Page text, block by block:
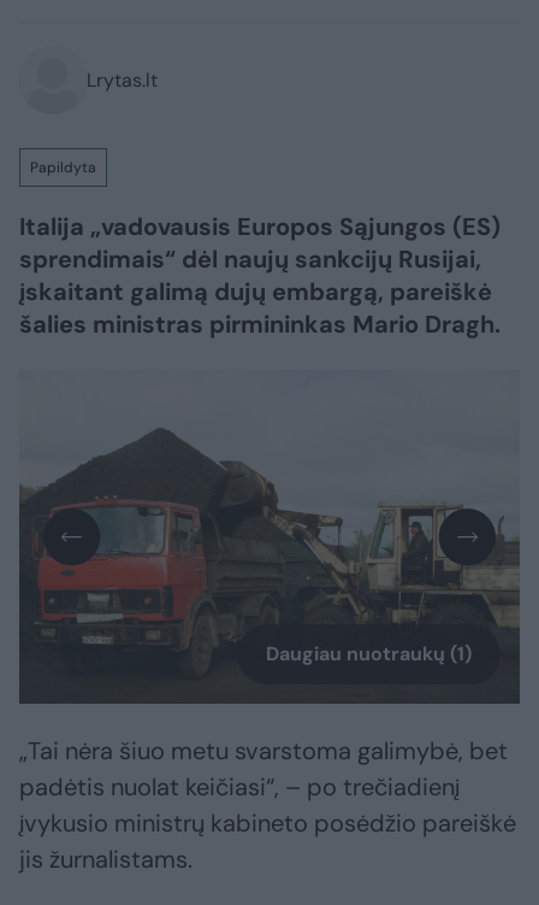
Lrytas.lt
Papildyta
Italija „vadovausis Europos Sąjungos (ES)
sprendimais“ dėl naujų sankcijų Rusijai,
įskaitant galimą dujų embargą, pareiškė
šalies ministras pirmininkas Mario Dragh.
Daugiau nuotraukų (1)
„Tai nėra šiuo metu svarstoma galimybė, bet
padėtis nuolat keičiasi“, – po trečiadienį
įvykusio ministrų kabineto posėdžio pareiškė
jis žurnalistams.